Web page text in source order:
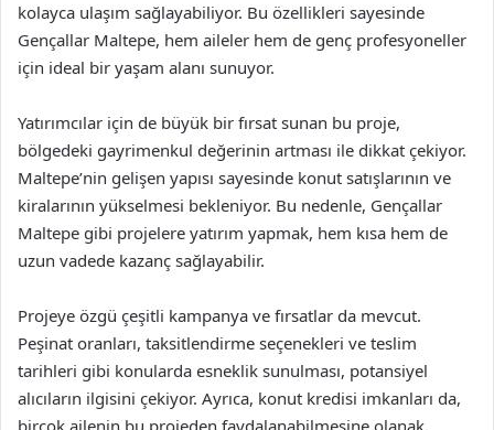
kolayca ulaşım sağlayabiliyor. Bu özellikleri sayesinde
Gençallar Maltepe, hem aileler hem de genç profesyoneller
için ideal bir yaşam alanı sunuyor.
Yatırımcılar için de büyük bir fırsat sunan bu proje,
bölgedeki gayrimenkul değerinin artması ile dikkat çekiyor.
Maltepe’nin gelişen yapısı sayesinde konut satışlarının ve
kiralarının yükselmesi bekleniyor. Bu nedenle, Gençallar
Maltepe gibi projelere yatırım yapmak, hem kısa hem de
uzun vadede kazanç sağlayabilir.
Projeye özgü çeşitli kampanya ve fırsatlar da mevcut.
Peşinat oranları, taksitlendirme seçenekleri ve teslim
tarihleri gibi konularda esneklik sunulması, potansiyel
alıcıların ilgisini çekiyor. Ayrıca, konut kredisi imkanları da,
birçok ailenin bu projeden faydalanabilmesine olanak